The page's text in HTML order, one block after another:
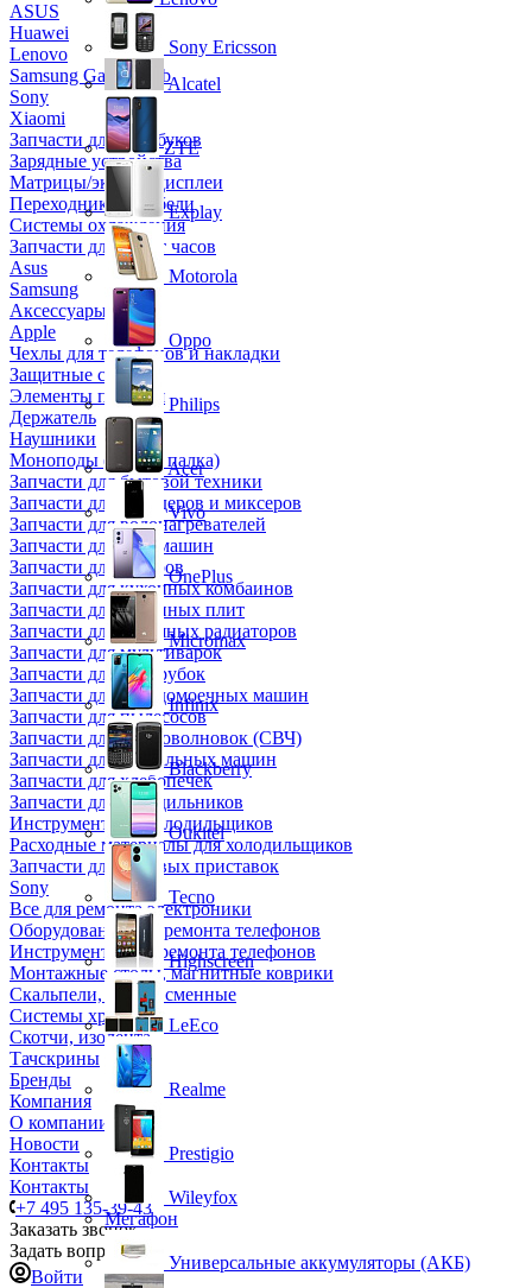
ASUS
Huawei
Lenovo
Samsung Galaxy Tab
Sony
Xiaomi
Запчасти для ноутбуков
Зарядные устройства
Матрицы/экраны/дисплеи
Переходники и кабели
Системы охлаждения
Запчасти для смарт часов
Asus
Samsung
Аксессуары
Apple
Чехлы для телефонов и накладки
Защитные стекла
Элементы питания
Держатель
Наушники
Моноподы (Селфи палка)
Запчасти для бытовой техники
Запчасти для блендеров и миксеров
Запчасти для водонагревателей
Запчасти для кофемашин
Запчасти для кулеров
Запчасти для кухонных комбаинов
Запчасти для кухонных плит
Запчасти для масляных радиаторов
Запчасти для мультиварок
Запчасти для мясорубок
Запчасти для посудомоечных машин
Запчасти для пылесосов
Запчасти для микроволновок (СВЧ)
Запчасти для стиральных машин
Запчасти для хлебопечек
Запчасти для холодильников
Инструмент для холодильщиков
Расходные материалы для холодильщиков
Запчасти для игровых приставок
Sony
Все для ремонта электроники
Оборудование для ремонта телефонов
Инструменты для ремонта телефонов
Монтажные столы, магнитные коврики
Скальпели, лезвия сменные
Системы хранения
Скотчи, изолента
Тачскрины
Бренды
Компания
О компании
Новости
Контакты
Контакты
+7 495 135-39-43
Заказать звонок
Задать вопрос
Войти
Sony Ericsson
Alcatel
ZTE
Explay
Motorola
Oppo
Philips
Acer
Vivo
OnePlus
Micromax
Infinix
Blackberry
Oukitel
Tecno
Highscreen
LeEco
Realme
Prestigio
Wileyfox
Мегафон
Универсальные аккумуляторы (АКБ)